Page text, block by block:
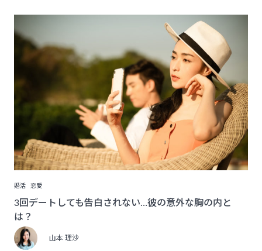
婚活 恋愛
3回デートしても告白されない…彼の意外な胸の内と
は？
山本 理沙